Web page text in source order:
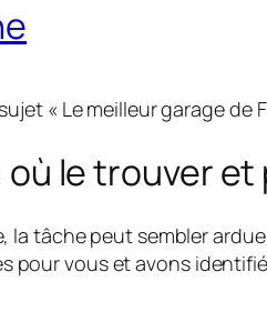
« Le meilleur garage de
où le trouver
la tâche peut sembler
pour vous et avons